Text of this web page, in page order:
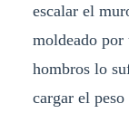
escalar el
moldeado por
hombros lo
cargar el